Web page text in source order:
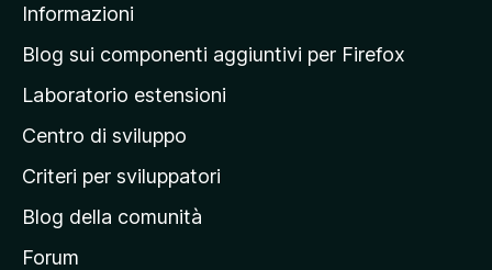
l
a
a
g
i
a
p
Informazioni
Blog sui componenti aggiuntivi per Firefox
Laboratorio estensioni
Centro di sviluppo
Criteri per sviluppatori
Blog della comunità
Forum